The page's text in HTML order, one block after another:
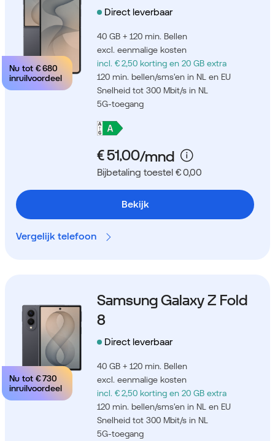
Nu tot € 680
inruilvoordeel
Direct leverbaar
40 GB + 120 min. Bellen
excl. eenmalige kosten
incl. € 2,50 korting en 20 GB extra
120 min. bellen/sms'en in NL en EU
Snelheid tot 300 Mbit/s in NL
5G-toegang
Bijbetaling toestel € 0,00
Bekijk
Vergelijk telefoon
Nu tot € 730
inruilvoordeel
Samsung Galaxy Z Fold
8
Direct leverbaar
40 GB + 120 min. Bellen
excl. eenmalige kosten
incl. € 2,50 korting en 20 GB extra
120 min. bellen/sms'en in NL en EU
Snelheid tot 300 Mbit/s in NL
5G-toegang